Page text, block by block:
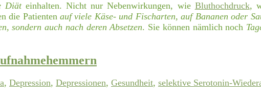
Diäteinhalten. Nicht nur Nebenwirkungen, wie Bluthochdruck,
die Patienten auf viele Käse- und Fischarten, auf Bananen oder
sondern auch nach deren Absetzen. Sie können nämlich noch
, Depression, Depressionen, Gesundheit, selektive Serotonin-